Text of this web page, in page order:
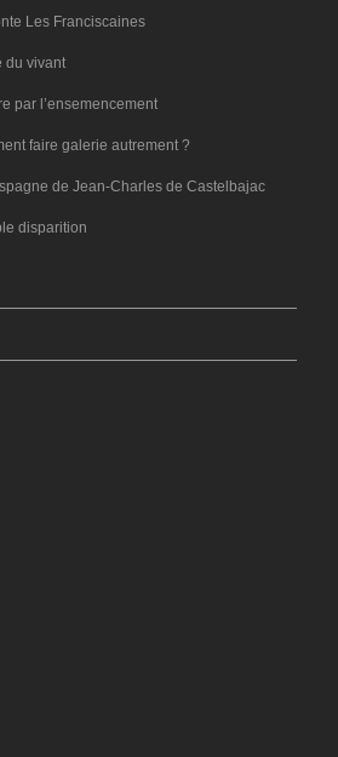
Les Franciscaines
du vivant
par l’ensemencement
faire galerie autrement ?
de Jean-Charles de Castelbajac
disparition